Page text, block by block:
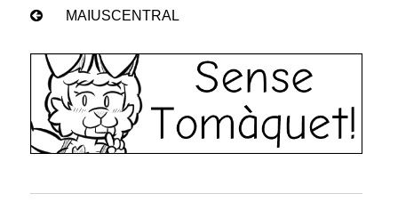
MAIUSCENTRAL